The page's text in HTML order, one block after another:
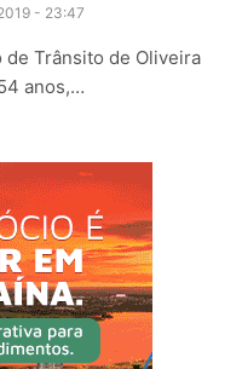
- 23:47
Trânsito de Oliveira
anos,…